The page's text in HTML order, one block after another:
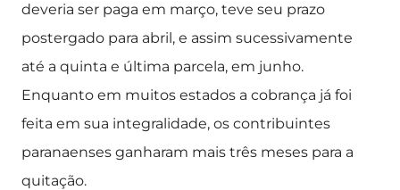
deveria ser paga em março, teve seu prazo
postergado para abril, e assim sucessivamente
até a quinta e última parcela, em junho.
Enquanto em muitos estados a cobrança já foi
feita em sua integralidade, os contribuintes
paranaenses ganharam mais três meses para a
quitação.